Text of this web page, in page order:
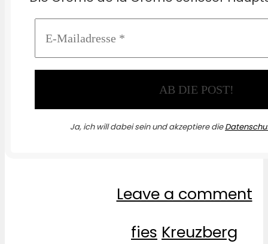
Ja, ich will dabei sein und akzeptiere die
Leave a comment
fies Kreuzberg